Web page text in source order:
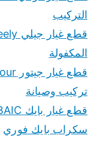
التركيب
المكفولة
تركيب وصيانة
سكراب بايك فوري